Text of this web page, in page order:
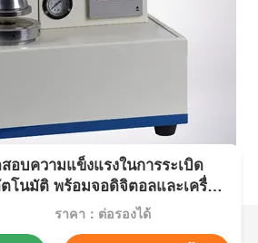
อบความแข็งแรงในการระเบิด
โนมัติ พร้อมจอดิจิตอลและเครื่อง
ารทดสอบการระเบิดบรรจุ
ราคา：ต่อรองได้